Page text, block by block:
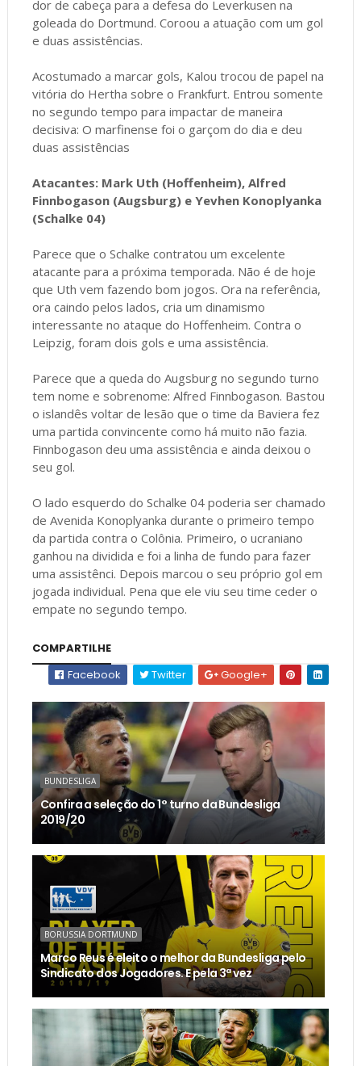
dor de cabeça para a defesa do Leverkusen na
goleada do Dortmund. Coroou a atuação com um gol
e duas assistências.
Acostumado a marcar gols, Kalou trocou de papel na
vitória do Hertha sobre o Frankfurt. Entrou somente
no segundo tempo para impactar de maneira
decisiva: O marfinense foi o garçom do dia e deu
duas assistências
Atacantes: Mark Uth (Hoffenheim), Alfred
Finnbogason (Augsburg) e Yevhen Konoplyanka
(Schalke 04)
Parece que o Schalke contratou um excelente
atacante para a próxima temporada. Não é de hoje
que Uth vem fazendo bom jogos. Ora na referência,
ora caindo pelos lados, cria um dinamismo
interessante no ataque do Hoffenheim. Contra o
Leipzig, foram dois gols e uma assistência.
Parece que a queda do Augsburg no segundo turno
tem nome e sobrenome: Alfred Finnbogason. Bastou
o islandês voltar de lesão que o time da Baviera fez
uma partida convincente como há muito não fazia.
Finnbogason deu uma assistência e ainda deixou o
seu gol.
O lado esquerdo do Schalke 04 poderia ser chamado
de Avenida Konoplyanka durante o primeiro tempo
da partida contra o Colônia. Primeiro, o ucraniano
ganhou na dividida e foi a linha de fundo para fazer
uma assistênci. Depois marcou o seu próprio gol em
jogada individual. Pena que ele viu seu time ceder o
empate no segundo tempo.
COMPARTILHE
Facebook
Twitter Google+
BUNDESLIGA
Confira a seleção do 1° turno da Bundesliga
2019/20
BORUSSIA DORTMUND
Marco Reus é eleito o melhor da Bundesliga pelo
Sindicato dos Jogadores. E pela 3ª vez